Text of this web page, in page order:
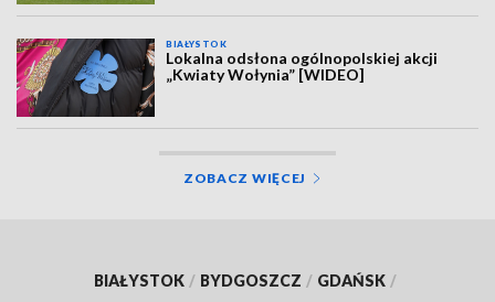
BIAŁYSTOK
Lokalna odsłona ogólnopolskiej akcji
„Kwiaty Wołynia” [WIDEO]
ZOBACZ WIĘCEJ
BIAŁYSTOK / BYDGOSZCZ / GDAŃSK /